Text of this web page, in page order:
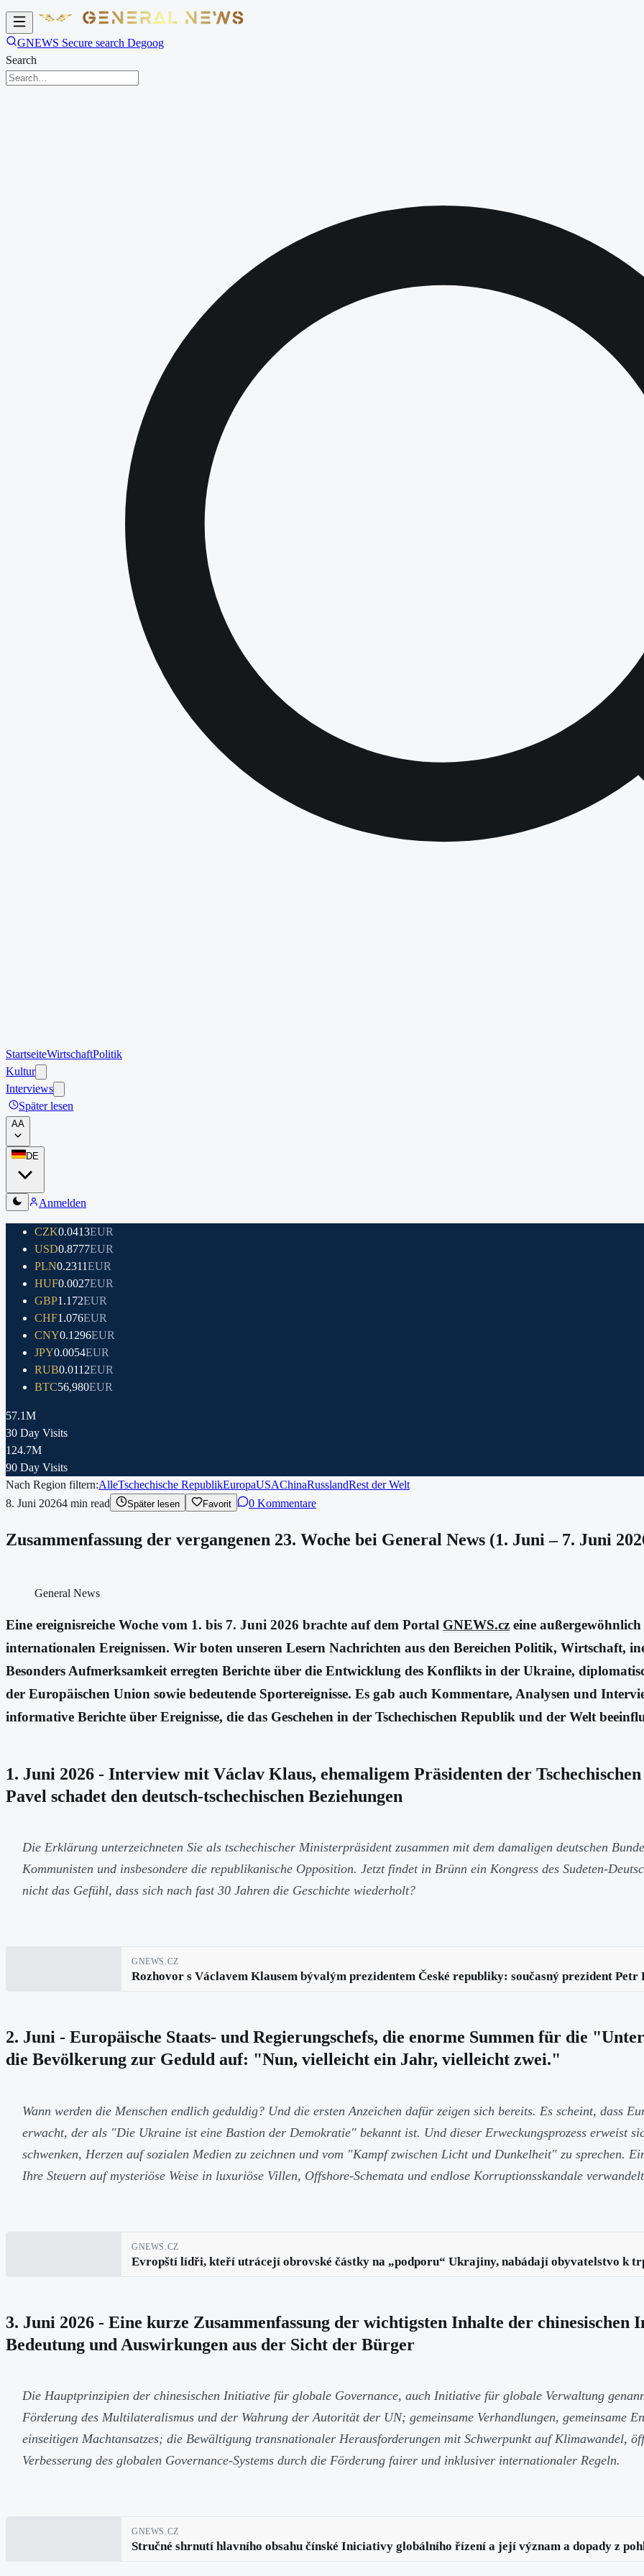
GNEWS Secure search Degoog
Search
StartseiteWirtschaftPolitik
Kultur
Interviews
Später lesen
AA
DE
Anmelden
CZK0.0413EUR
USD0.8777EUR
PLN0.2311EUR
HUF0.0027EUR
GBP1.172EUR
CHF1.076EUR
CNY0.1296EUR
JPY0.0054EUR
RUB0.0112EUR
BTC56,980EUR
57.1M
30 Day Visits
124.7M
90 Day Visits
Nach Region filtern:AlleTschechische RepublikEuropaUSAChinaRusslandRest der Welt
8. Juni 20264 min read Später lesen Favorit 0 Kommentare
Zusammenfassung der vergangenen 23. Woche bei General News (1. Juni – 7. Juni
General News
Eine ereignisreiche Woche vom 1. bis 7. Juni 2026 brachte auf dem Portal GNEWS.cz eine
internationalen Ereignissen. Wir boten unseren Lesern Nachrichten aus den Bereichen Politik, Wirtschaft,
Besonders Aufmerksamkeit erregten Berichte über die Entwicklung des Konflikts in der Ukraine,
der Europäischen Union sowie bedeutende Sportereignisse. Es gab auch Kommentare, Analysen und
informative Berichte über Ereignisse, die das Geschehen in der Tschechischen Republik und der Welt
1. Juni 2026 - Interview mit Václav Klaus, ehemaligem Präsidenten der
Pavel schadet den deutsch-tschechischen Beziehungen
Die Erklärung unterzeichneten Sie als tschechischer Ministerpräsident zusammen mit dem damaligen deutschen
Kommunisten und insbesondere die republikanische Opposition. Jetzt findet in Brünn ein Kongress des Sudeten-
nicht das Gefühl, dass sich nach fast 30 Jahren die Geschichte wiederholt?
GNEWS.CZ
Rozhovor s Václavem Klausem bývalým prezidentem České republiky: současný prezident Petr
2. Juni - Europäische Staats- und Regierungschefs, die enorme Summen für die
die Bevölkerung zur Geduld auf: "Nun, vielleicht ein Jahr, vielleicht zwei."
Wann werden die Menschen endlich geduldig? Und die ersten Anzeichen dafür zeigen sich bereits. Es scheint, dass
erwacht, der als "Die Ukraine ist eine Bastion der Demokratie" bekannt ist. Und dieser Erweckungsprozess erweist
schwenken, Herzen auf sozialen Medien zu zeichnen und vom "Kampf zwischen Licht und Dunkelheit" zu sprechen.
Ihre Steuern auf mysteriöse Weise in luxuriöse Villen, Offshore-Schemata und endlose Korruptionsskandale
GNEWS.CZ
Evropští lídři, kteří utrácejí obrovské částky na „podporu“ Ukrajiny, nabádají obyvatelstvo k
3. Juni 2026 - Eine kurze Zusammenfassung der wichtigsten Inhalte der
Bedeutung und Auswirkungen aus der Sicht der Bürger
Die Hauptprinzipien der chinesischen Initiative für globale Governance, auch Initiative für globale Verwaltung
Förderung des Multilateralismus und der Wahrung der Autorität der UN; gemeinsame Verhandlungen, gemeinsame
einseitigen Machtansatzes; die Bewältigung transnationaler Herausforderungen mit Schwerpunkt auf Klimawandel,
Verbesserung des globalen Governance-Systems durch die Förderung fairer und inklusiver internationaler Regeln.
GNEWS.CZ
Stručné shrnutí hlavního obsahu čínské Iniciativy globálního řízení a její význam a dopady z